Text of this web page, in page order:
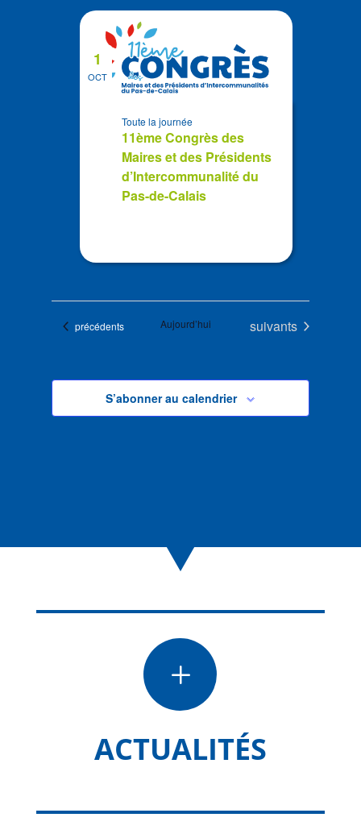
OCT
1
11ème Congrès des
Maires et des Présidents
d’Intercommunalité du
Pas-de-Calais
Toute la journée
Évènements
précédents Aujourd’hui Évènements
suivants
S’abonner au calendrier
L
ACTUALITÉS